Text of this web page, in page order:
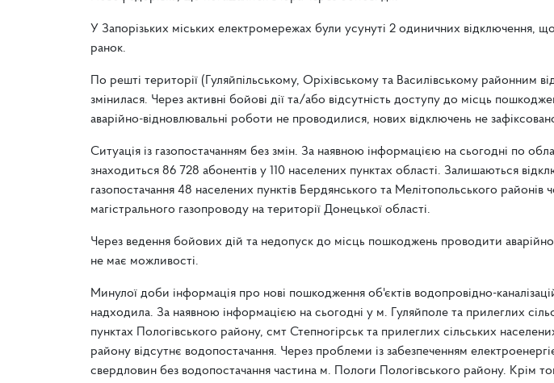
У Запорізьких міських електромережах були усунуті 2 одиничних відключення,
ранок.
По решті території (Гуляйпільському, Оріхівському та Василівському районним
змінилася. Через активні бойові дії та/або відсутність доступу до місць
аварійно-відновлювальні роботи не проводилися, нових відключень не
Ситуація із газопостачанням без змін. За наявною інформацією на сьогодні по
знаходиться 86 728 абонентів у 110 населених пунктах області. Залишаються
газопостачання 48 населених пунктів Бердянського та Мелітопольського районів
магістрального газопроводу на території Донецької області.
Через ведення бойових дій та недопуск до місць пошкоджень проводити
не має можливості.
Минулої доби інформація про нові пошкодження об'єктів водопровідно-
надходила. За наявною інформацією на сьогодні у м. Гуляйполе та прилеглих
пунктах Пологівського району, смт Степногірськ та прилеглих сільських
району відсутнє водопостачання. Через проблеми із забезпеченням
свердловин без водопостачання частина м. Пологи Пологівського району. Крім